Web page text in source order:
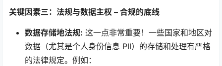
关键因素三：法规与数据主权 – 合规的底线
数据存储地法规: 这一点非常重要！一些国家和地区对
数据（尤其是个人身份信息 PII）的存储和处理有严格
的法律规定。例如：